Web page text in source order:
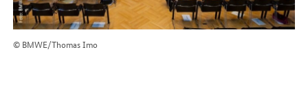
© BMWE/Thomas Imo